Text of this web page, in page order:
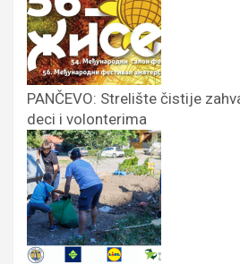
PANČEVO: Strelište čistije
deci i volonterima